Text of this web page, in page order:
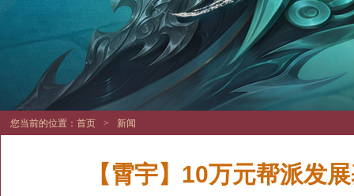
您当前的位置： 首页 > 新闻
【霄宇】10万元帮派发